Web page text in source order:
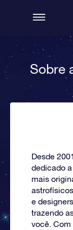
Sobre
Desde
dedicado
mais
e
trazendo
você. Com